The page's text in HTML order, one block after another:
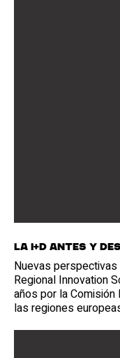
La I+D antes y
Nuevas
Regional Innovation
años por la
las regiones